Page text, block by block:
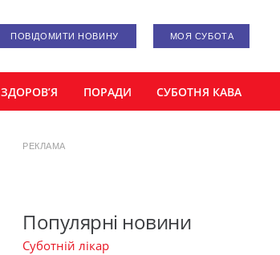
ПОВІДОМИТИ НОВИНУ МОЯ СУБОТА
ЗДОРОВ’Я ПОРАДИ СУБОТНЯ КАВА
РЕКЛАМА
Популярні новини
Суботній лікар